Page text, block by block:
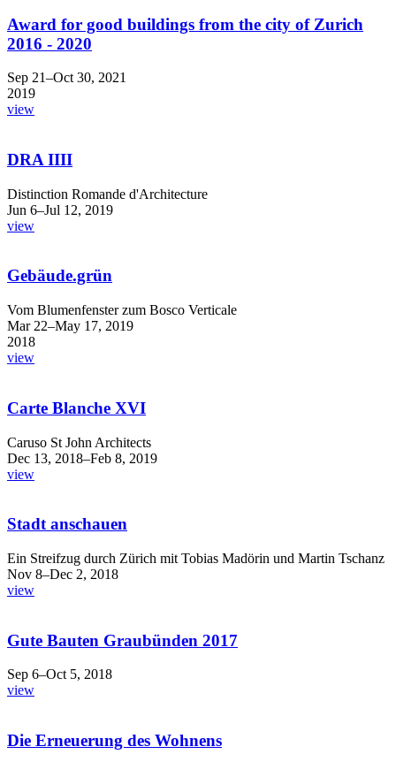
Award for good buildings from the city of Zurich
2016 - 2020
Sep 21–Oct 30, 2021
2019
view
DRA IIII
Distinction Romande d'Architecture
Jun 6–Jul 12, 2019
view
Gebäude.grün
Vom Blumenfenster zum Bosco Verticale
Mar 22–May 17, 2019
2018
view
Carte Blanche XVI
Caruso St John Architects
Dec 13, 2018–Feb 8, 2019
view
Stadt anschauen
Ein Streifzug durch Zürich mit Tobias Madörin und Martin Tschanz
Nov 8–Dec 2, 2018
view
Gute Bauten Graubünden 2017
Sep 6–Oct 5, 2018
view
Die Erneuerung des Wohnens